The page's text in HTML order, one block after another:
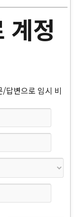
계정
답변으로 임시 비